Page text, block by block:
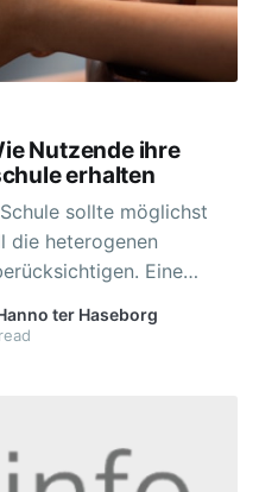
Nutzende ihre
erhalten
sollte möglichst
die heterogenen
Eine
die Nutzenden mit dem
Moin.schule
ter Haseborg